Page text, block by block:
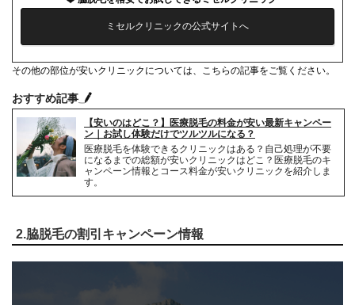
ミセルクリニックの公式サイトへ
その他の部位が安いクリニックについては、こちらの記事をご覧ください。
おすすめ記事
【安いのはどこ？】医療脱毛の料金が安い最新キャンペー
ン｜お試し体験だけでツルツルになる？
医療脱毛を体験できるクリニックはある？自己処理が不要
になるまでの総額が安いクリニックはどこ？医療脱毛のキ
ャンペーン情報とコース料金が安いクリニックを紹介しま
す。
2.脇脱毛の割引キャンペーン情報